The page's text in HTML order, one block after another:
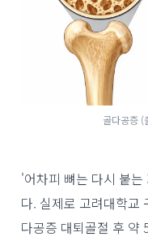
골다공증
'어차피 뼈는 다시 붙
다. 실제로 고려대학교
다공증 대퇴골절 후 약